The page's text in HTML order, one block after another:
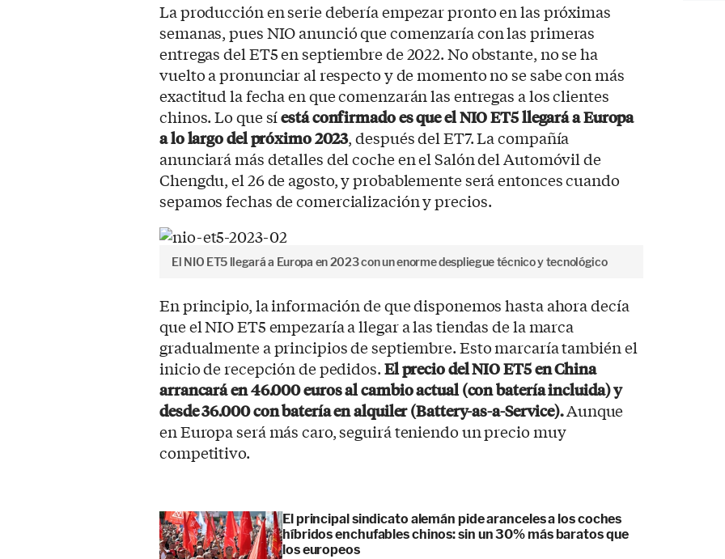
La producción en serie debería empezar pronto en las próximas
semanas, pues NIO anunció que comenzaría con las primeras
entregas del ET5 en septiembre de 2022. No obstante, no se ha
vuelto a pronunciar al respecto y de momento no se sabe con más
exactitud la fecha en que comenzarán las entregas a los clientes
chinos. Lo que síestá confirmado es que el NIO ET5 llegará a Europa
a lo largo del próximo 2023, después del ET7. La compañía
anunciará más detalles del coche en el Salón del Automóvil de
Chengdu, el 26 de agosto, y probablemente será entonces cuando
sepamos fechas de comercialización y precios.
El NIO ET5 llegará a Europa en 2023 con un enorme despliegue técnico y tecnológico
En principio, la información de que disponemos hasta ahora decía
que el NIO ET5 empezaría a llegar a las tiendas de la marca
gradualmente a principios de septiembre. Esto marcaría también el
inicio de recepción de pedidos.El precio del NIO ET5 en China
arrancará en 46.000 euros al cambio actual (con batería incluida) y
desde 36.000 con batería en alquiler (Battery-as-a-Service).Aunque
en Europa será más caro, seguirá teniendo un precio muy
competitivo.
El principal sindicato alemán pide aranceles a los coches
híbridos enchufables chinos: sin un 30% más baratos que
los europeos